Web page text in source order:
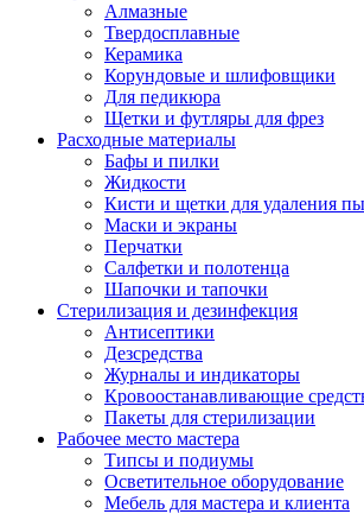
Алмазные
Твердосплавные
Керамика
Корундовые и шлифовщики
Для педикюра
Щетки и футляры для фрез
Расходные материалы
Бафы и пилки
Жидкости
Кисти и щетки для удаления
Маски и экраны
Перчатки
Салфетки и полотенца
Шапочки и тапочки
Стерилизация и дезинфекция
Антисептики
Дезсредства
Журналы и индикаторы
Кровоостанавливающие
Пакеты для стерилизации
Рабочее место мастера
Типсы и подиумы
Осветительное оборудование
Мебель для мастера и клиента